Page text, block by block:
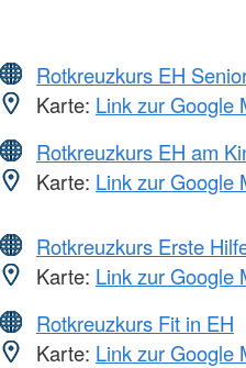
Rotkreuzkurs EH
Karte: Link zur Google
Rotkreuzkurs EH am
Karte: Link zur Google
Rotkreuzkurs Erste
Karte: Link zur Google
Rotkreuzkurs Fit in EH
Karte: Link zur Google